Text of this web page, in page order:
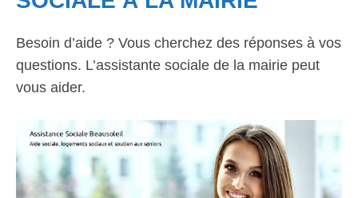
Besoin d’aide ? Vous cherchez des réponses à vos
questions. L’assistante sociale de la mairie peut
vous aider.